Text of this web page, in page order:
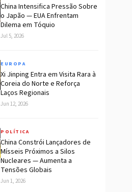
China Intensifica Pressão Sobre
o Japão — EUA Enfrentam
Dilema em Tóquio
Jul 5, 2026
EUROPA
Xi Jinping Entra em Visita Rara à
Coreia do Norte e Reforça
Laços Regionais
Jun 12, 2026
POLÍTICA
China Constrói Lançadores de
Mísseis Próximos a Silos
Nucleares — Aumenta a
Tensões Globais
Jun 1, 2026